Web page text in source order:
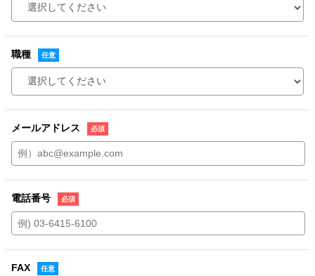
職種
メールアドレス
電話番号
FAX